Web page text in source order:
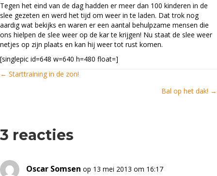
Tegen het eind van de dag hadden er meer dan 100 kinderen in de
slee gezeten en werd het tijd om weer in te laden. Dat trok nog
aardig wat bekijks en waren er een aantal behulpzame mensen die
ons hielpen de slee weer op de kar te krijgen! Nu staat de slee weer
netjes op zijn plaats en kan hij weer tot rust komen.
[singlepic id=648 w=640 h=480 float=]
Posts
← Starttraining in de zon!
Bal op het dak! →
3 reacties
Oscar Somsen op 13 mei 2013 om 16:17